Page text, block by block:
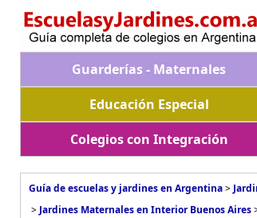
Guarderías - Maternales
Educación Especial
Colegios con Integración
Guía de escuelas y jardines en Argentina>
> Jardines Maternales en Interior Buenos Aires